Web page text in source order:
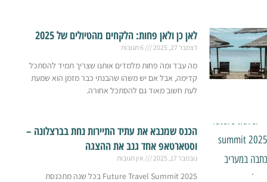
לאן כן ולאן פחות: הלקחים מהטיולים של 2025
דצמבר 27, 2025
מה עבד ומה פחות מלמדים אותנו שצריך תמיד להסתכל
קדימה, אבל אם יש משהו שהבנתי כבר מזמן הוא שמעת
לעת חשוב מאוד גם להסתכל אחורה.
הכנס שמנבא את עתיד התיירות נחת בברצלונה –
וסטארטאפ אחד גנב את ההצגה
נובמבר 17, 2025 אין תגובות
Future Travel Summit 2025 בכל שנה מתכנסת